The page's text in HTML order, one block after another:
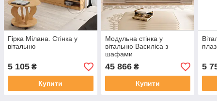
Гірка Мілана. Стінка у
вітальню
5 105 ₴
Купити
Модульна стінка у
вітальню Василіса з
шафами
45 866₴
Купити
5